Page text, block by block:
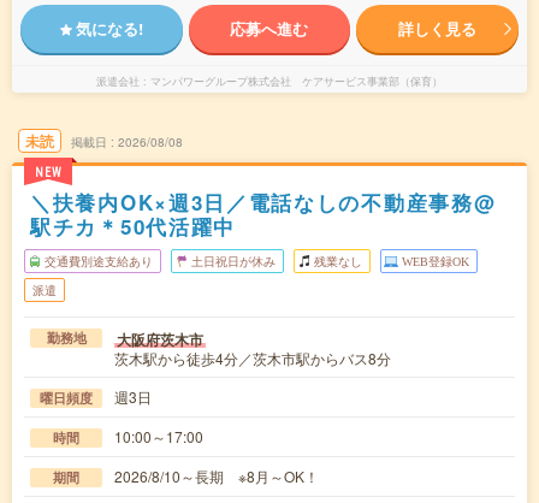
気になる! 応募へ進む 詳しく見る
派遣会社 マンパワーグループ株式会社 ケアサービス事業部（保育）
未読
NEW
掲載日 2026/08/08
＼扶養内OK×週3日／電話なしの不動産事務@
駅チカ＊50代活躍中
交通費別途支給あり 土日祝日が休み 残業なし WEB登録OK
派遣
勤務地 大阪府茨木市
茨木駅から徒歩4分／茨木市駅からバス8分
曜日頻度 週3日
時間 10:00～17:00
期間 2026/8/10～長期 ※8月～OK！